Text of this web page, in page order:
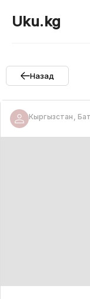
Uku.kg
Назад
Кыргызстан,